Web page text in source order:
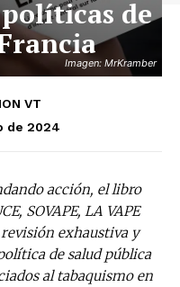
Imagen: MrKramber
de
VT
de 2024
acción, el libro
SOVAPE, LA VAPE
revisión exhaustiva y
de salud pública
al tabaquismo en